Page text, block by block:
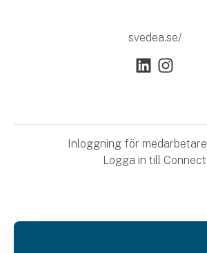
svedea.se/
Inloggning för medarbetare
Logga in till Connect